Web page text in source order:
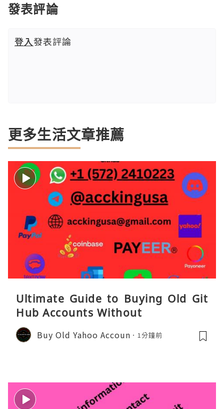
發表評論
登入發表評論
更多生活文章推薦
Ultimate Guide to Buying Old Git
Hub Accounts Without
Buy Old Yahoo Accoun 1分鐘前